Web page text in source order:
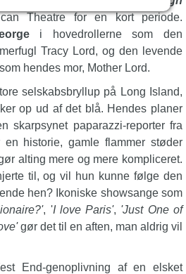
Theatre for en kort periode.
i hovedrollerne som den
Tracy Lord, og den levende
som hendes mor, Mother Lord.
selskabsbryllup på Long Island,
op ud af det blå. Hendes planer
skarpsynet paparazzi-reporter fra
en historie, gamle flammer støder
alting mere og mere kompliceret.
til, og vil hun kunne følge den
hen? Ikoniske showsange som
, 'I love Paris', 'Just One of
gør det til en aften, man aldrig vil
End-genoplivning af en elsket